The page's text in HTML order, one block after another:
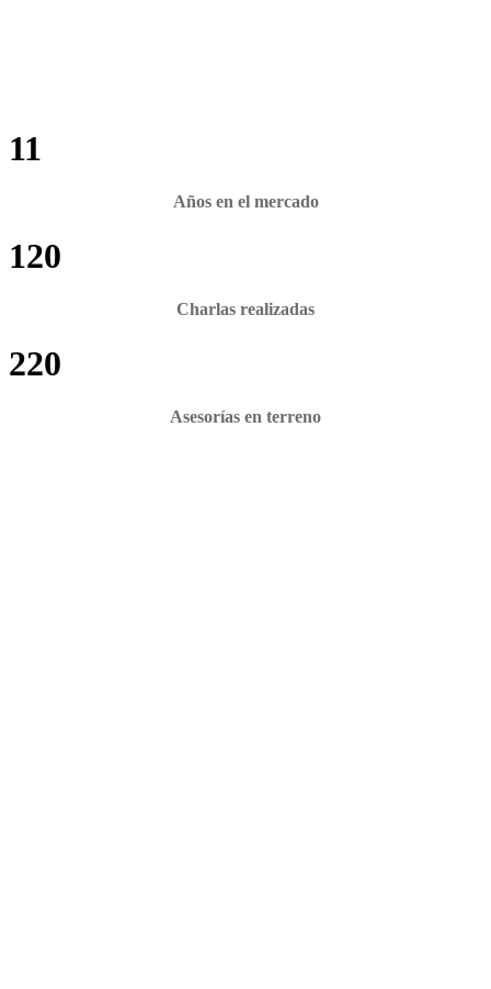
11
Años en el mercado
120
Charlas realizadas
220
Asesorías en terreno